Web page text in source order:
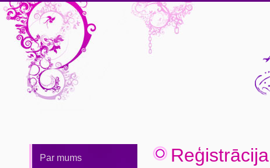
Par mums